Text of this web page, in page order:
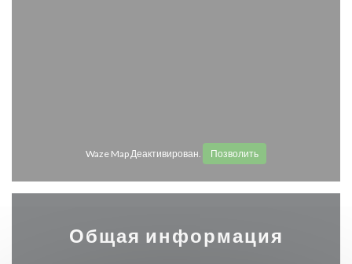
Waze Map Деактивирован. Позволить
Общая информация